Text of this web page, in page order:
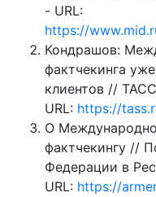
- URL:
https://
Кондрашов:
фактчекинга
клиентов //
URL: https://
О
фактчекингу //
Федерации в
URL: https://